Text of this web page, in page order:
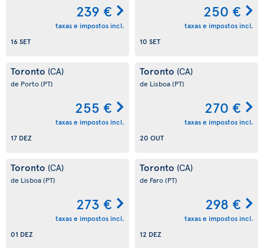
239 €
taxas e impostos incl.
16 SET
250 €
taxas e impostos incl.
10 SET
Toronto (CA)
de Porto(PT)
255 €
taxas e impostos incl.
17 DEZ
Toronto (CA)
de Lisboa(PT)
270 €
taxas e impostos incl.
20 OUT
Toronto (CA)
de Lisboa(PT)
273 €
taxas e impostos incl.
01 DEZ
Toronto (CA)
de Faro(PT)
298 €
taxas e impostos incl.
12 DEZ